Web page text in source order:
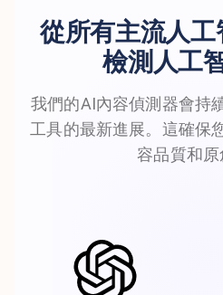
從所有主流人
檢測人工
我們的AI內容偵測器會持
工具的最新進展。這確保
容品質和原